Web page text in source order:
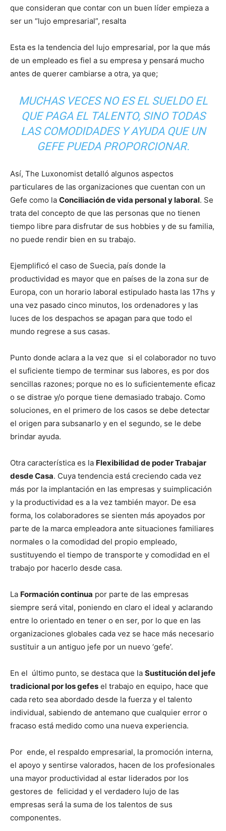
que consideran que contar con un buen líder empieza a
ser un “lujo empresarial”, resalta
Esta es la tendencia del lujo empresarial, por la que más
de un empleado es fiel a su empresa y pensará mucho
antes de querer cambiarse a otra, ya que;
MUCHAS VECES NO ES EL SUELDO EL
QUE PAGA EL TALENTO, SINO TODAS
LAS COMODIDADES Y AYUDA QUE UN
GEFE PUEDA PROPORCIONAR.
Así, The Luxonomist detalló algunos aspectos
particulares de las organizaciones que cuentan con un
Gefe como la Conciliación de vida personal y laboral. Se
trata del concepto de que las personas que no tienen
tiempo libre para disfrutar de sus hobbies y de su familia,
no puede rendir bien en su trabajo.
Ejemplificó el caso de Suecia, país donde la
productividad es mayor que en países de la zona sur de
Europa, con un horario laboral estipulado hasta las 17hs y
una vez pasado cinco minutos, los ordenadores y las
luces de los despachos se apagan para que todo el
mundo regrese a sus casas.
Punto donde aclara a la vez que si el colaborador no tuvo
el suficiente tiempo de terminar sus labores, es por dos
sencillas razones; porque no es lo suficientemente eficaz
o se distrae y/o porque tiene demasiado trabajo. Como
soluciones, en el primero de los casos se debe detectar
el origen para subsanarlo y en el segundo, se le debe
brindar ayuda.
Otra característica es la Flexibilidad de poder Trabajar
desde Casa. Cuya tendencia está creciendo cada vez
más por la implantación en las empresas y suimplicación
y la productividad es a la vez también mayor. De esa
forma, los colaboradores se sienten más apoyados por
parte de la marca empleadora ante situaciones familiares
normales o la comodidad del propio empleado,
sustituyendo el tiempo de transporte y comodidad en el
trabajo por hacerlo desde casa.
La Formación continua por parte de las empresas
siempre será vital, poniendo en claro el ideal y aclarando
entre lo orientado en tener o en ser, por lo que en las
organizaciones globales cada vez se hace más necesario
sustituir a un antiguo jefe por un nuevo ‘gefe’.
En el último punto, se destaca que la Sustitución del jefe
tradicional por los gefes el trabajo en equipo, hace que
cada reto sea abordado desde la fuerza y el talento
individual, sabiendo de antemano que cualquier error o
fracaso está medido como una nueva experiencia.
Por ende, el respaldo empresarial, la promoción interna,
el apoyo y sentirse valorados, hacen de los profesionales
una mayor productividad al estar liderados por los
gestores de felicidad y el verdadero lujo de las
empresas será la suma de los talentos de sus
componentes.